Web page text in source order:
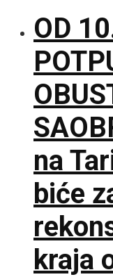
OD
na
biće
kraja